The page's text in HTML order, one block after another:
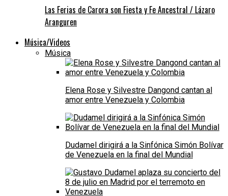
Las Ferias de Carora son Fiesta y Fe Ancestral / Lázaro
Aranguren
Música/Videos
Música
Elena Rose y Silvestre Dangond cantan al
amor entre Venezuela y Colombia
Dudamel dirigirá a la Sinfónica Simón Bolívar
de Venezuela en la final del Mundial